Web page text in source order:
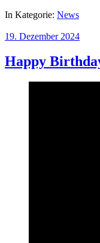
In Kategorie: News
19. Dezember 2024
Happy